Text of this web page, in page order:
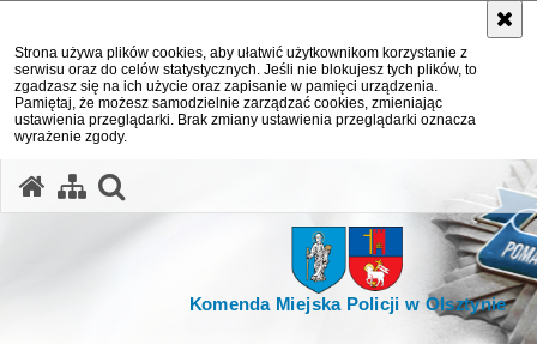
Strona używa plików cookies, aby ułatwić użytkownikom korzystanie z
serwisu oraz do celów statystycznych. Jeśli nie blokujesz tych plików, to
zgadzasz się na ich użycie oraz zapisanie w pamięci urządzenia.
Pamiętaj, że możesz samodzielnie zarządzać cookies, zmieniając
ustawienia przeglądarki. Brak zmiany ustawienia przeglądarki oznacza
wyrażenie zgody.
Komenda Miejska Policji w Olsztynie